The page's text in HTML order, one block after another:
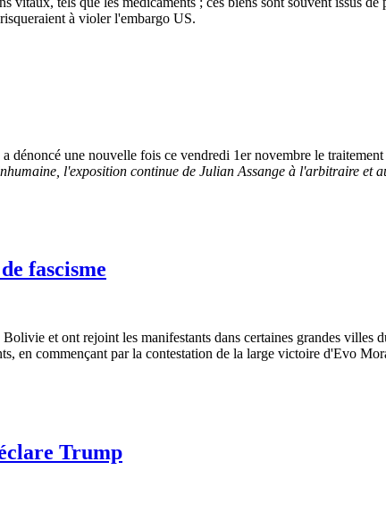
à violer l'embargo US.
une nouvelle fois ce vendredi 1er novembre le
l'exposition continue de Julian Assange à l'arbitraire et
fascisme
et ont rejoint les manifestants dans certaines grandes
en commençant par la contestation de la large victoire d'Evo
Trump